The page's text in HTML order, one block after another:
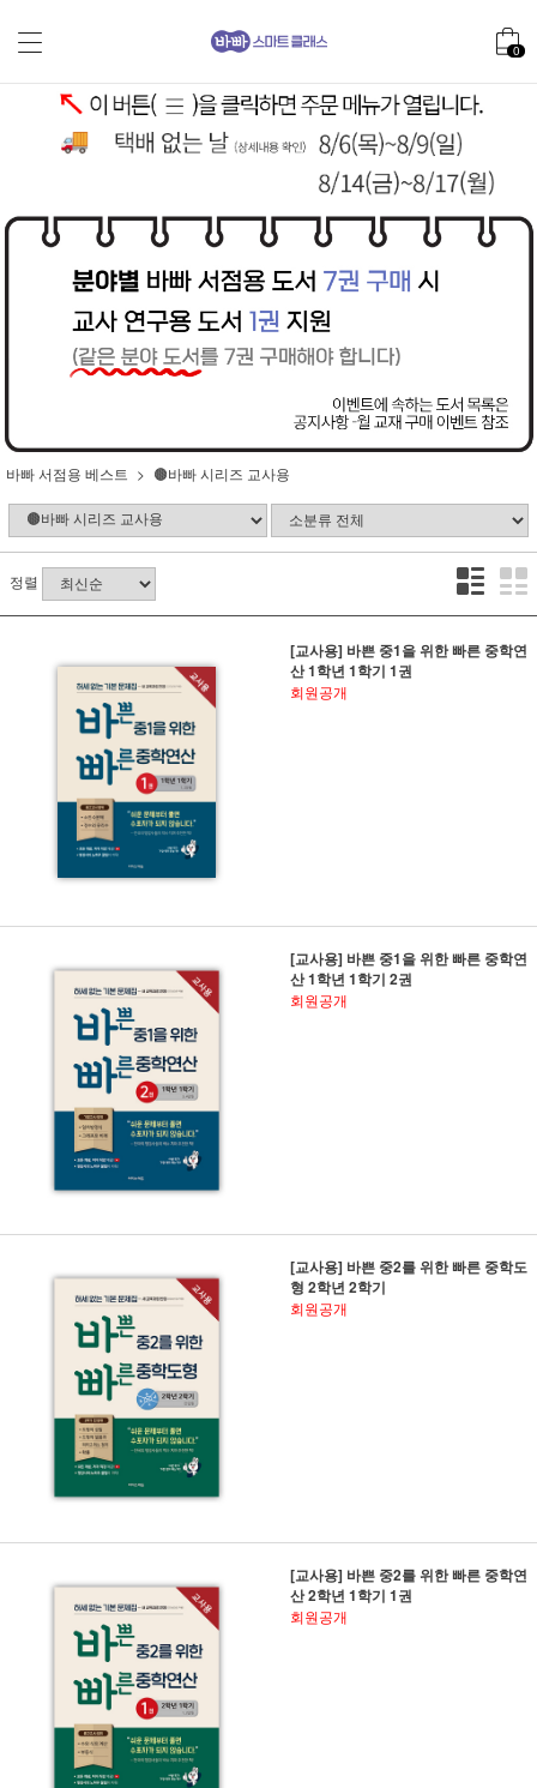
0
바빠 서점용 베스트 🟤바빠 시리즈 교사용
정렬
[교사용] 바쁜 중1을 위한 빠른 중학연
산 1학년 1학기 1권
회원공개
[교사용] 바쁜 중1을 위한 빠른 중학연
산 1학년 1학기 2권
회원공개
[교사용] 바쁜 중2를 위한 빠른 중학도
형 2학년 2학기
회원공개
[교사용] 바쁜 중2를 위한 빠른 중학연
산 2학년 1학기 1권
회원공개